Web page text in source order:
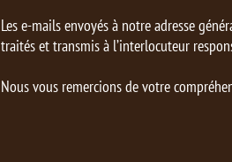
Les e-mails envoyés à notre adresse
traités et transmis à l’interlocuteur
Nous vous remercions de votre